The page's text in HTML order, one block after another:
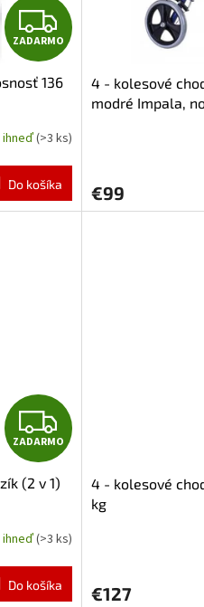
Z
A
D
A
R
M
ZADARMO
136
ihneď(>3 ks)
Do košíka
4 - kolesové
modré Impala,
je
4,6
€99
Z
A
D
A
R
ZADARMO
(2 v 1)
ihneď(>3 ks)
Do košíka
4 - kolesové
kg
je
€127